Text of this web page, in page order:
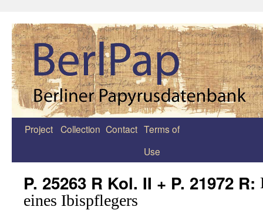
Zum
Project Collection Contact Terms of
Use
P. 25263 R Kol. II + P. 21972 R:
eines Ibispflegers